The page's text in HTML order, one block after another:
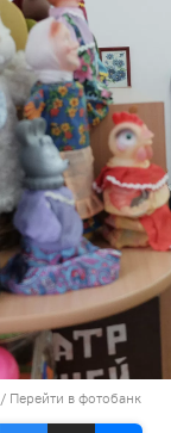
/ Перейти в фотобанк